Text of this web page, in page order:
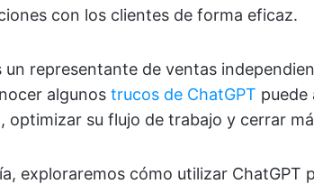
con los clientes de forma eficaz.
un representante de ventas
algunos trucos de ChatGPT puede
optimizar su flujo de trabajo y cerrar
exploraremos cómo utilizar ChatGPT